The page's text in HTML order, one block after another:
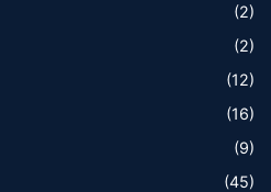
(2)
(2)
(12)
(16)
(9)
(45)